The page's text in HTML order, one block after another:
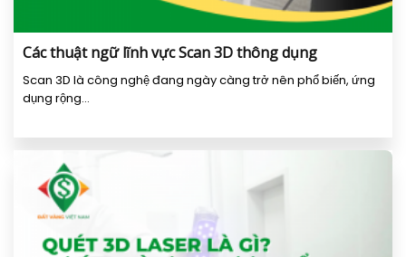
Các thuật ngữ lĩnh vực Scan 3D thông dụng
Scan 3D là công nghệ đang ngày càng trở nên phổ biến, ứng
dụng rộng...